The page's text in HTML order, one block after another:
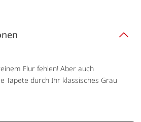
Flur fehlen! Aber auch
Tapete durch Ihr klassisches Grau